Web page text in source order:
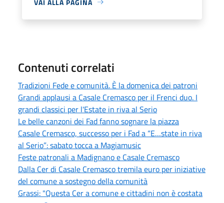
Contenuti correlati
Tradizioni Fede e comunità. È la domenica dei patroni
Grandi applausi a Casale Cremasco per il Frenci duo. I
grandi classici per l'Estate in riva al Serio
Le belle canzoni dei Fad fanno sognare la piazza
Casale Cremasco, successo per i Fad a “E…state in riva
al Serio”: sabato tocca a Magiamusic
Feste patronali a Madignano e Casale Cremasco
Dalla Cer di Casale Cremasco tremila euro per iniziative
del comune a sostegno della comunità
Grassi: "Questa Cer a comune e cittadini non è costata